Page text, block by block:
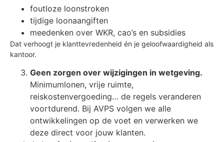
foutloze loonstroken
tijdige loonaangiften
meedenken over WKR, cao’s en subsidies
Dat verhoogt je klanttevredenheid én je geloofwaardigheid als
kantoor.
Geen zorgen over wijzigingen in wetgeving.
Minimumlonen, vrije ruimte,
reiskostenvergoeding… de regels veranderen
voortdurend. Bij AVPS volgen we alle
ontwikkelingen op de voet en verwerken we
deze direct voor jouw klanten.